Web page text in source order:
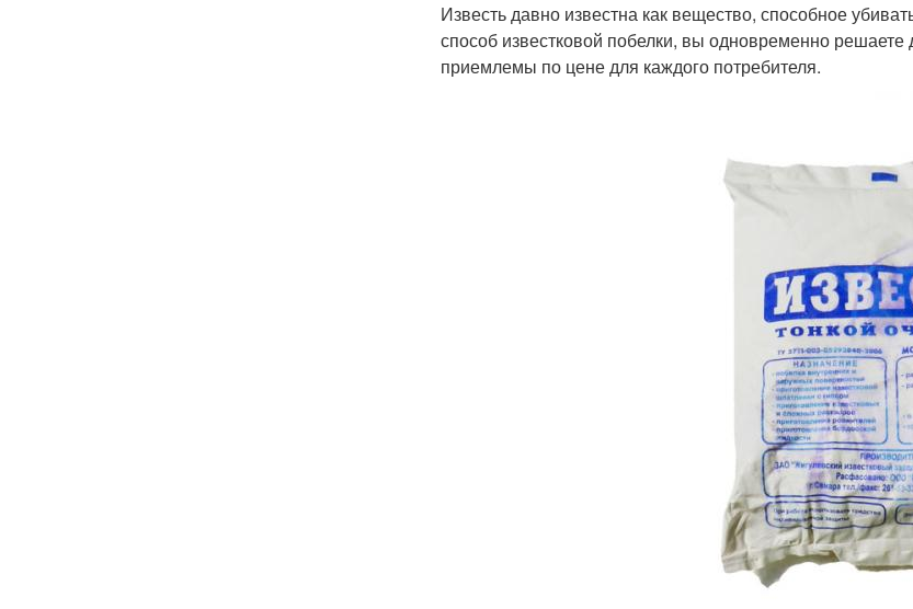
Известь давно известна как вещество, способное
способ известковой побелки, вы одновременно
приемлемы по цене для каждого потребителя.